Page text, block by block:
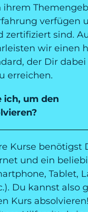
ihrem
verfügen
zertifiziert sind.
wir einen
der Dir
erreichen.
ich, um den
Kurse benötigst
und ein
Tablet,
Du kannst also
Kurs